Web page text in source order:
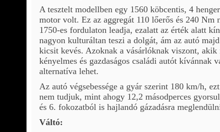
A tesztelt modellben egy 1560 köbcentis, 4
motor volt. Ez az aggregát 110 lőerős és 240
1750-es fordulaton leadja, ezalatt az érték alatt
nagyon kulturáltan teszi a dolgát, ám az autó
kicsit kevés. Azoknak a vásárlóknak viszont, akik
kényelmes és gazdaságos családi autót kívánnak
alternatíva lehet.
Az autó végsebessége a gyár szerint 180 km/h,
nem tudjuk, mint ahogy 12,2 másodperces
és 6. fokozatból is hajlandó gázadásra
Váltó: